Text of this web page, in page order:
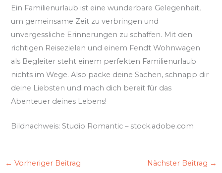
Ein Familienurlaub ist eine wunderbare Gelegenheit,
um gemeinsame Zeit zu verbringen und
unvergessliche Erinnerungen zu schaffen. Mit den
richtigen Reisezielen und einem Fendt Wohnwagen
als Begleiter steht einem perfekten Familienurlaub
nichts im Wege. Also packe deine Sachen, schnapp dir
deine Liebsten und mach dich bereit für das
Abenteuer deines Lebens!
Bildnachweis: Studio Romantic – stock.adobe.com
← Vorheriger Beitrag Nächster Beitrag →